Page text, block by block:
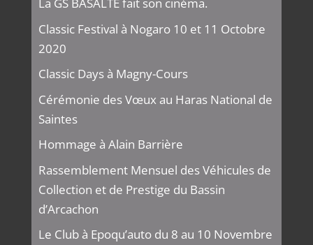
Classic Festival à Nogaro 10 et 11 Octobre
2020
Classic Days à Magny-Cours
Cérémonie des Vœux au Haras National de
Saintes
Hommage à Alain Barrière
Rassemblement Mensuel des Véhicules de
Collection et de Prestige du Bassin
d’Arcachon
Le Club à Epoqu’auto du 8 au 10 Novembre